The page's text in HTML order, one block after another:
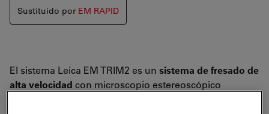
Sustituido por EM RAPID
El sistema Leica EM TRIM2 es un sistema de fresado de
alta velocidad con microscopio estereoscópico